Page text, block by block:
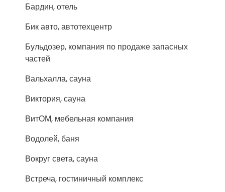
Бардин, отель
Бик авто, автотехцентр
Бульдозер, компания по продаже запасных
частей
Вальхалла, сауна
Виктория, сауна
ВитОМ, мебельная компания
Водолей, баня
Вокруг света, сауна
Встреча, гостиничный комплекс